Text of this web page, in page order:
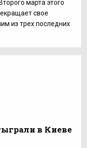
марта этого
свое
из трех последних
в Киеве